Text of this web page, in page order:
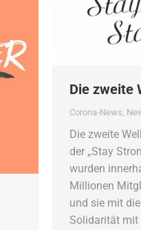
Die zweite
Corona-News,
Die zweite
der „Stay
wurden
Millionen
und sie mit
Solidarität mit